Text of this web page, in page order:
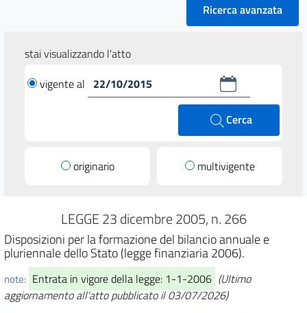
Ricerca avanzata
stai visualizzando l'atto
vigente al
Cerca
originario multivigente
LEGGE 23 dicembre 2005, n. 266
Disposizioni per la formazione del bilancio annuale e
pluriennale dello Stato (legge finanziaria 2006).
note: Entrata in vigore della legge: 1-1-2006 (Ultimo
aggiornamento all'atto pubblicato il 03/07/2026)